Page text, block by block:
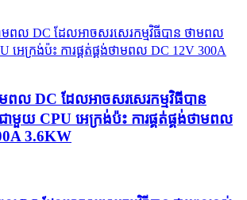
ាមពល DC ដែលអាចសរសេរកម្មវិធីបាន
មួយ CPU អេក្រង់ប៉ះ ការផ្គត់ផ្គង់ថាមពល
3.6KW